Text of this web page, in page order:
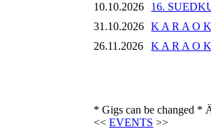
10.10.2026
16.
31.10.2026
K A R A O
26.11.2026
K A R A O
* Gigs can be changed *
<<EVENTS >>